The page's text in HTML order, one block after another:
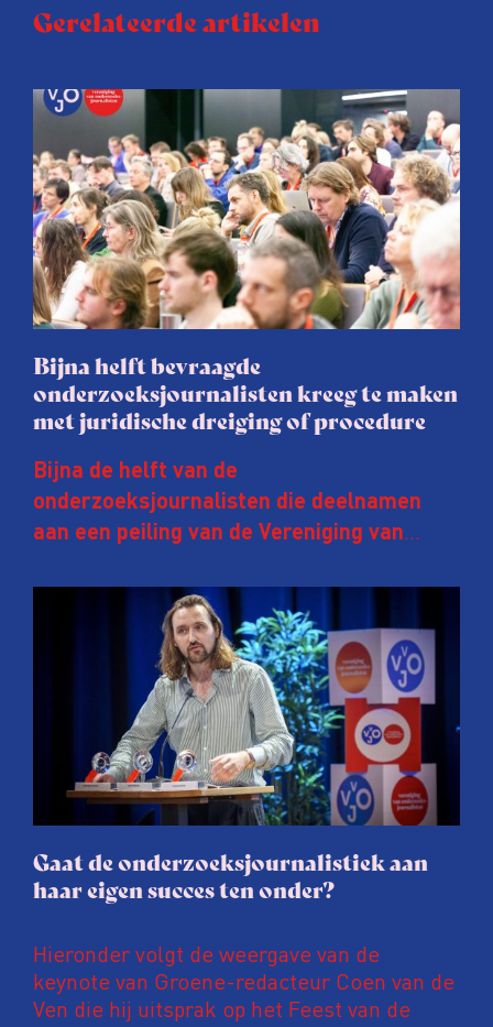
Gerelateerde artikelen
Bijna helft bevraagde
onderzoeksjournalisten kreeg te maken
met juridische dreiging of procedure
Bijna de helft van de
onderzoeksjournalisten die deelnamen
aan een peiling van de Vereniging van
afgelopen twee jaar te maken met
juridische dreiging of een juridische
procedure rond het eigen werk. Dat kost
journalisten tijd, ook ervaren zij stress en
soms worden publicaties aangepast of
gaat de hele publicatie zelfs niet door.
Gaat de onderzoeksjournalistiek aan
haar eigen succes ten onder?
Hieronder volgt de weergave van de
keynote van Groene-redacteur Coen van de
Ven die hij uitsprak op het Feest van de